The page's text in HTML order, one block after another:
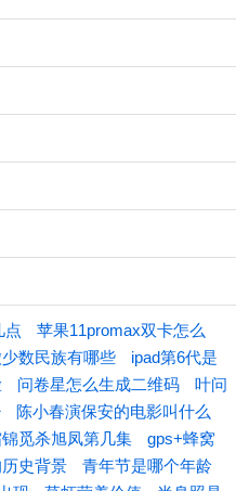
点
苹果11promax双卡怎么
数民族有哪些
ipad第6代是
问卷星怎么生成二维码
叶问
陈小春演保安的电影叫什么
觅杀旭凤第几集
gps+蜂窝
史背景
青年节是哪个年龄